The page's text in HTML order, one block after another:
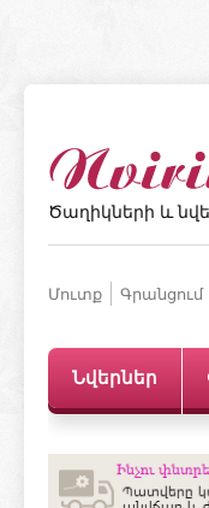
Ծաղիկների և
Մուտք Գրանցում
Նվերներ